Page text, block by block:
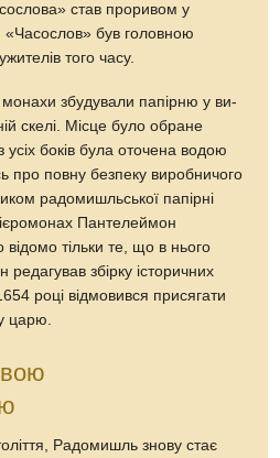
став проривом у
«Часослов» був головною
того часу.
монахи збудували папірню у ви­
скелі. Місце було обране
боків була оточена водою
про повну безпеку виробничого
радомишльської папірні
Пантелеймон
тільки те, що в нього
редагував збірку історичних
році відмовився присягати
царю.
Радомишль знову стає